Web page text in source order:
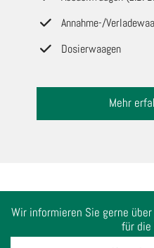
Annahme-/
Dosierwaagen
Mehr
Wir informieren Sie gerne
für